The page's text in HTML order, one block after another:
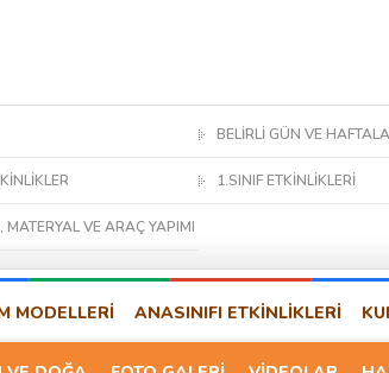
BELİRLİ GÜN VE
1.SINIF ETKİNLİKLERİ
VE ARAÇ YAPIMI
MODELLERİ ANASINIFI ETKİNLİKLERİ